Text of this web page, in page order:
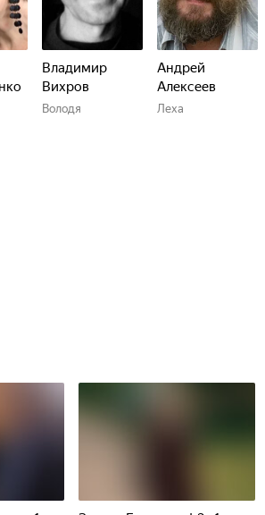
Владимир
Вихров
Володя
Андрей
Алексеев
Леха